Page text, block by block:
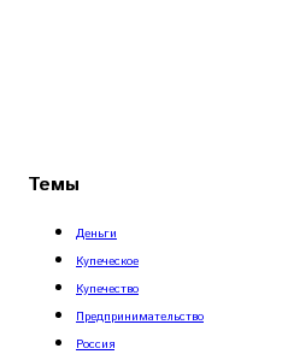
Темы
Деньги
Купеческое
Купечество
Предпринимательство
Россия